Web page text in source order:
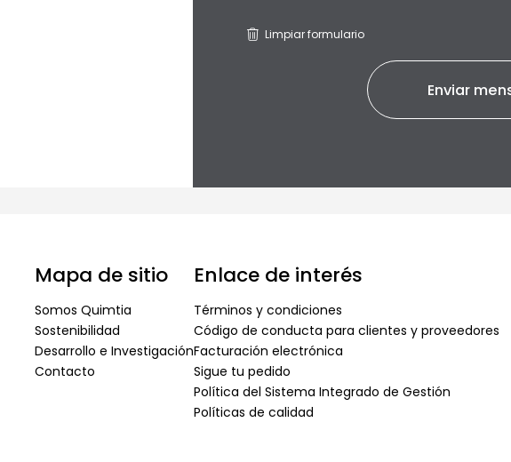
Limpiar formulario
Mapa de sitio
Somos Quimtia
Sostenibilidad
Desarrollo e Investigación
Contacto
Enlace de interés
Términos y condiciones
Código de conducta para clientes y proveedores
Facturación electrónica
Sigue tu pedido
Política del Sistema Integrado de Gestión
Políticas de calidad